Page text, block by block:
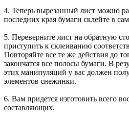
4. Теперь вырезанный лист можно
последних края бумаги склейте в
5. Переверните лист на обратную
приступить к склеиванию
Повторяйте все те же действия до
закончатся все полосы бумаги. В
этих манипуляций у вас должен
элементов снежинки.
6. Вам придется изготовить всего
составляющих.